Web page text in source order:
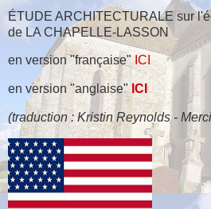
ÉTUDE ARCHITECTURALE sur
de LA CHAPELLE-LASSON
en version "française"ICI
en version "anglaise" ICI
(traduction : Kristin Reynolds -